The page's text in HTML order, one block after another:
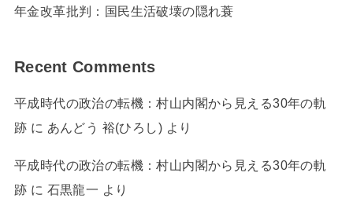
年金改革批判：国民生活破壊の隠れ蓑
Recent Comments
平成時代の政治の転機：村山内閣から見える30年の軌
跡 に あんどう 裕(ひろし) より
平成時代の政治の転機：村山内閣から見える30年の軌
跡 に 石黒龍一 より